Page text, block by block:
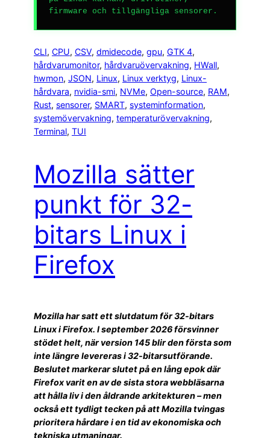
firmware och tillgängliga sensorer.
CLI, CPU, CSV, dmidecode, gpu, GTK 4
hårdvarumonitor, hårdvaruövervakning, HWall
hwmon, JSON, Linux, Linux verktyg, Linux-
hårdvara, nvidia-smi, NVMe, Open-source, RAM
Rust, sensorer, SMART, systeminformation
systemövervakning, temperaturövervakning
Terminal, TUI
Mozilla sätter
punkt för 32-
bitars Linux i
Firefox
Mozilla har satt ett slutdatum för 32-bitars
Linux i Firefox. I september 2026 försvinner
stödet helt, när version 145 blir den första som
inte längre levereras i 32-bitarsutförande.
Beslutet markerar slutet på en lång epok där
Firefox varit en av de sista stora webbläsarna
att hålla liv i den åldrande arkitekturen – men
också ett tydligt tecken på att Mozilla tvingas
prioritera hårdare i en tid av ekonomiska och
tekniska utmaningar.